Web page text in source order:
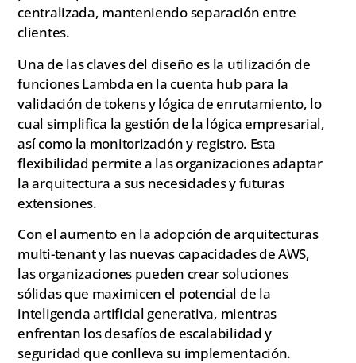
centralizada, manteniendo separación entre
clientes.
Una de las claves del diseño es la utilización de
funciones Lambda en la cuenta hub para la
validación de tokens y lógica de enrutamiento, lo
cual simplifica la gestión de la lógica empresarial,
así como la monitorización y registro. Esta
flexibilidad permite a las organizaciones adaptar
la arquitectura a sus necesidades y futuras
extensiones.
Con el aumento en la adopción de arquitecturas
multi-tenant y las nuevas capacidades de AWS,
las organizaciones pueden crear soluciones
sólidas que maximicen el potencial de la
inteligencia artificial generativa, mientras
enfrentan los desafíos de escalabilidad y
seguridad que conlleva su implementación.